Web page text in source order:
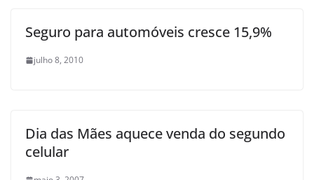
Seguro para automóveis cresce 15,9%
julho 8, 2010
Dia das Mães aquece venda do segundo
celular